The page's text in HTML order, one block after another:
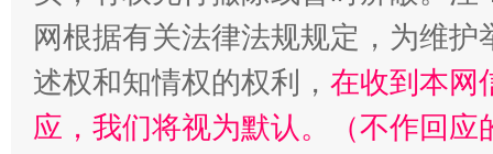
招工难、用工荒背后
网根据有关法律法规规定，为维
述权和知情权的权利， 在收到本网
应，我们将视为默认。（不作回应